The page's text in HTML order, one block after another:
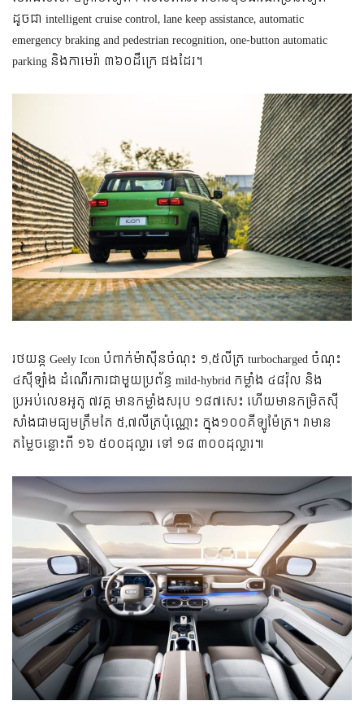
ដូចជា intelligent cruise control, lane keep assistance, automatic
emergency braking and pedestrian recognition, one-button automatic
parking និងកាមេរ៉ា ៣៦០ដឺក្រេ ផងដែរ។
រថយន្ត Geely Icon បំពាក់ម៉ាស៊ីនចំណុះ ១,៥លីត្រ turbocharged ចំណុះ
៤ស៊ីឡាំង ដំណើរការជាមួយប្រព័ន្ធ mild-hybrid កម្លាំង ៤៨វ៉ុល និង
ប្រអប់លេខអូតូ ៧វគ្គ មានកម្លាំងសរុប ១៨៧សេះ ហើយមានកម្រិតស៊ី
សាំងជាមធ្យមត្រឹមតែ ៥,៧លីត្រប៉ុណ្ណោះ ក្នុង១០០គីឡូម៉ែត្រ។ វាមាន
តម្លៃចន្លោះពី ១៦ ៥០០ដុល្លារ ទៅ ១៨ ៣០០ដុល្លារ៕